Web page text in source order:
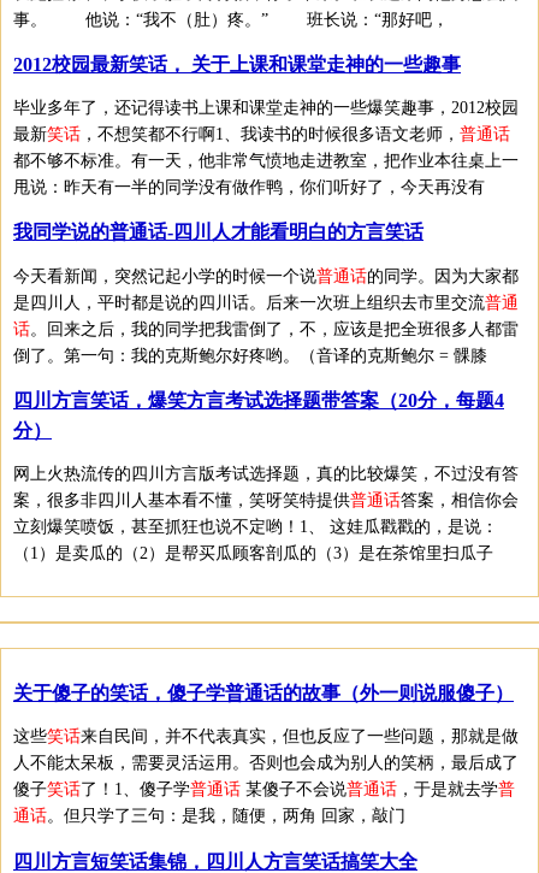
事。 他说：“我不（肚）疼。” 班长说：“那好吧，
2012校园最新笑话， 关于上课和课堂走神的一些趣事
毕业多年了，还记得读书上课和课堂走神的一些爆笑趣事，2012校园
最新笑话 ，不想笑都不行啊1、我读书的时候很多语文老师， 普通话
都不够不标准。有一天，他非常气愤地走进教室，把作业本往桌上一
甩说：昨天有一半的同学没有做作鸭，你们听好了，今天再没有
我同学说的普通话-四川人才能看明白的方言笑话
今天看新闻，突然记起小学的时候一个说普通话的同学。因为大家都
是四川人，平时都是说的四川话。后来一次班上组织去市里交流普通
话。回来之后，我的同学把我雷倒了，不，应该是把全班很多人都雷
倒了。第一句：我的克斯鲍尔好疼哟。（音译的克斯鲍尔 = 髁膝
四川方言笑话，爆笑方言考试选择题带答案（20分，每题4
分）
网上火热流传的四川方言版考试选择题，真的比较爆笑，不过没有答
案，很多非四川人基本看不懂，笑呀笑特提供普通话答案，相信你会
立刻爆笑喷饭，甚至抓狂也说不定哟！1、 这娃瓜戳戳的，是说：
（1）是卖瓜的（2）是帮买瓜顾客剖瓜的（3）是在茶馆里扫瓜子
关于傻子的笑话，傻子学普通话的故事（外一则说服傻子）
这些笑话来自民间，并不代表真实，但也反应了一些问题，那就是做
人不能太呆板，需要灵活运用。否则也会成为别人的笑柄，最后成了
傻子笑话了！1、傻子学普通话 某傻子不会说普通话 ，于是就去学普
通话。但只学了三句：是我，随便，两角 回家，敲门
四川方言短笑话集锦，四川人方言笑话搞笑大全